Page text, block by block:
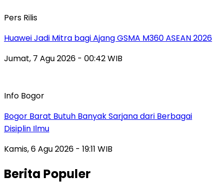
Pers Rilis
Huawei Jadi Mitra bagi Ajang GSMA M360 ASEAN 2026
Jumat, 7 Agu 2026 - 00:42 WIB
Info Bogor
Bogor Barat Butuh Banyak Sarjana dari Berbagai
Disiplin Ilmu
Kamis, 6 Agu 2026 - 19:11 WIB
Berita Populer